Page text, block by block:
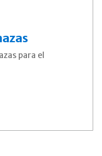
para el